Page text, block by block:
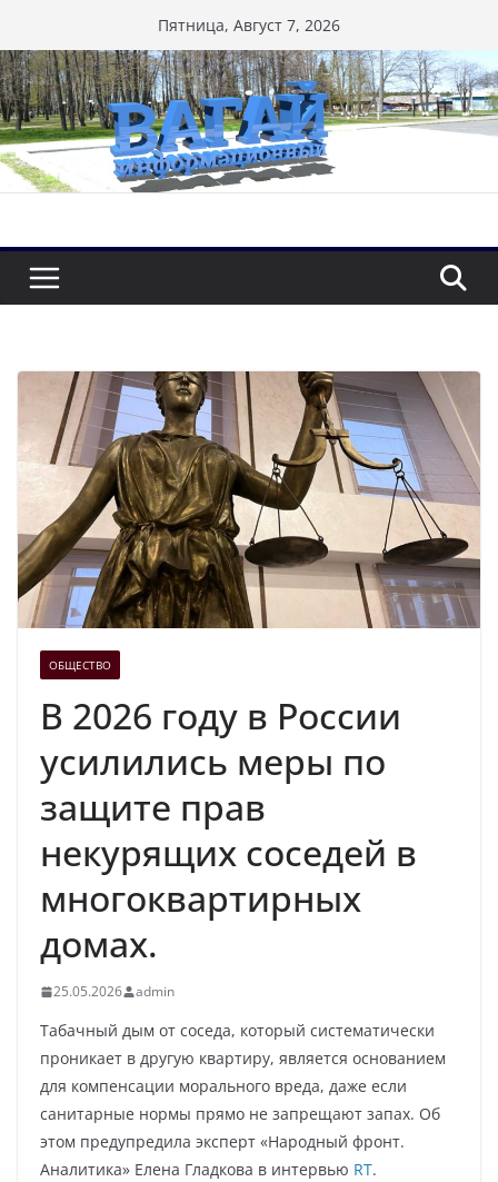
к
содержимому
Пятница, Август 7, 2026
ОБЩЕСТВО
В 2026 году в России
усилились меры по
защите прав
некурящих соседей в
многоквартирных
домах.
25.05.2026 admin
Табачный дым от соседа, который систематически
проникает в другую квартиру, является основанием
для компенсации морального вреда, даже если
санитарные нормы прямо не запрещают запах. Об
этом предупредила эксперт «Народный фронт.
Аналитика» Елена Гладкова в интервью RT.